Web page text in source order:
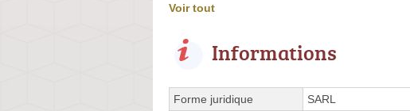
Voir tout
Informations
Forme juridique
SARL